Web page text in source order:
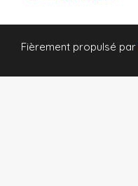
Fièrement propulsé par